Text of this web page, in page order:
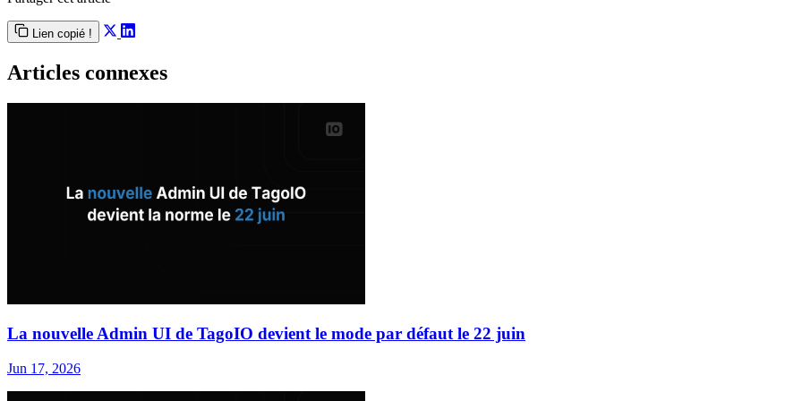
Lien copié !
Articles connexes
La nouvelle Admin UI de TagoIO devient le mode par défaut le 22 juin
Jun 17, 2026